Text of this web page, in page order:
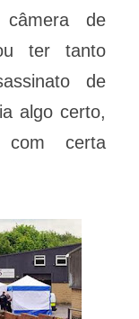
de
ter tanto
de
algo certo,
certa